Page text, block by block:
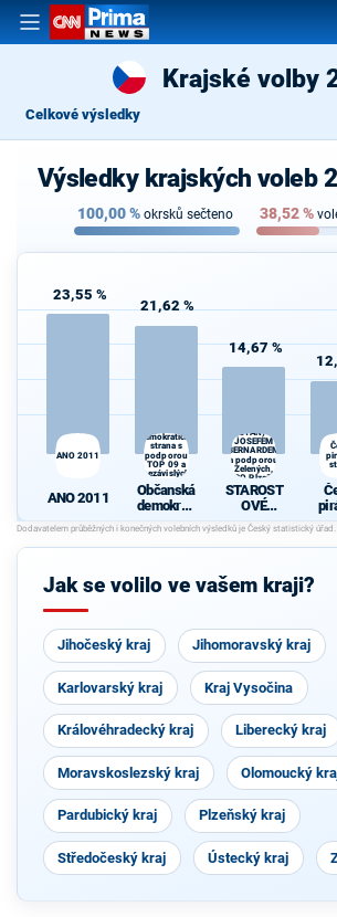
Krajské volby
Celkové výsledky
Výsledky krajských voleb
100,00% okrsků sečteno 38,52%
23,55 %
ANO 2011
ANO 2011
21,62 %
demokratická
strana s
podporou
TOP 09 a
nezávislých
starostů
Občanská
demokrati
cká strana
s podporou
TOP 09 a
h starostů
14,67 %
(STAN) s
JOSEFEM
BERNARDEM
a podporou
Zelených,
PRO Plzeň a
Idealistů
STAROST
OVÉ
(STAN) s
JOSEFEM
BERNARD
podporou
a Idealistů
Jak se volilo ve vašem kraji?
Jihočeský kraj Jihomoravský kraj
Karlovarský kraj Kraj Vysočina
Královéhradecký kraj Liberecký kraj
Moravskoslezský kraj Olomoucký
Pardubický kraj Plzeňský kraj
Středočeský kraj Ústecký kraj